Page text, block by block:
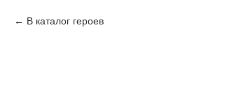
В каталог героев